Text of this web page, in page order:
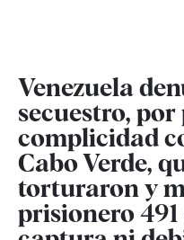
Venezuela
secuestro, por
complicidad
Cabo Verde,
torturaron y
prisionero